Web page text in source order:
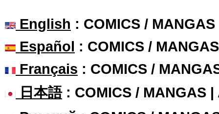
English : COMICS /
Español : COMICS /
Français : COMICS /
日本語: COMICS / MANGAS |